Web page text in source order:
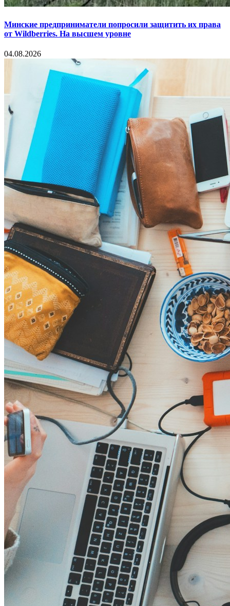
Минские предприниматели попросили защитить их права
от Wildberries. На высшем уровне
04.08.2026